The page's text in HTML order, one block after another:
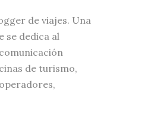
de viajes. Una
se dedica al
de turismo,